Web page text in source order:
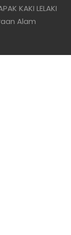
KAKI LELAKI
Alam